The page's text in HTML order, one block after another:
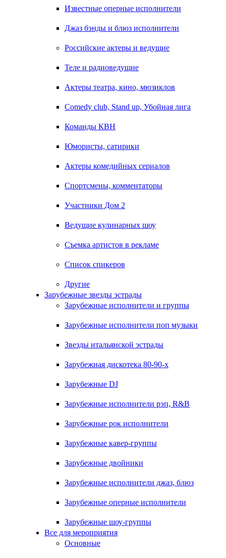
Известные оперные исполнители
Джаз бэнды и блюз исполнители
Российские актеры и ведущие
Теле и радиоведущие
Актеры театра, кино, мюзиклов
Comedy club, Stand up, Убойная лига
Команды КВН
Юмористы, сатирики
Актеры комедийных сериалов
Спортсмены, комментаторы
Участники Дом 2
Ведущие кулинарных шоу
Съемка артистов в рекламе
Список спикеров
Другие
Зарубежные звезды эстрады
Зарубежные исполнители и группы
Зарубежные исполнители поп музыки
Звезды итальянской эстрады
Зарубежная дискотека 80-90-х
Зарубежные DJ
Зарубежные исполнители рэп, R&B
Зарубежные рок исполнители
Зарубежные кавер-группы
Зарубежные двойники
Зарубежные исполнители джаз, блюз
Зарубежные оперные исполнители
Зарубежные шоу-группы
Все для мероприятия
Основные